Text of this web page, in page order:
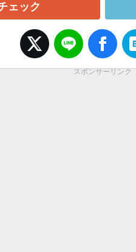
ェック
スポンサーリンク